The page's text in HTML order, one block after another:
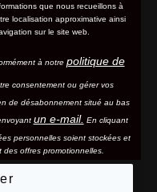
que nous recueillons à
localisation approximative ainsi
sur le site web.
à notre politique de
consentement ou gérer vos
de désabonnement situé au bas
un e-mail. En cliquant
personnelles soient stockées et
offres promotionnelles.